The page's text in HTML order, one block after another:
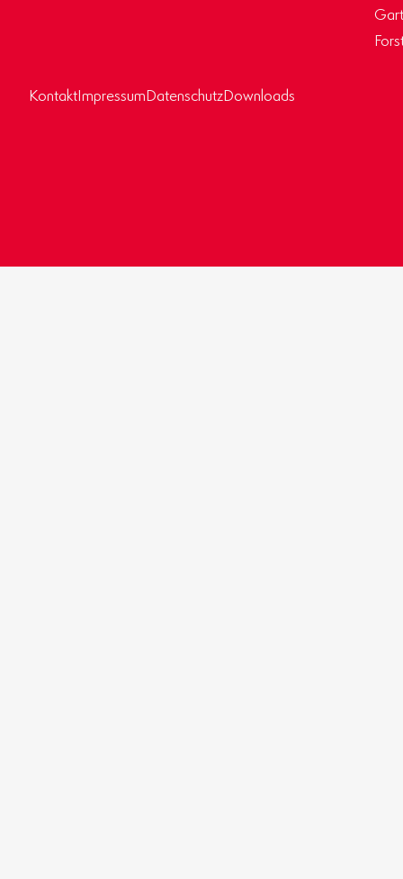
KontaktImpressumDatenschutzDownloads